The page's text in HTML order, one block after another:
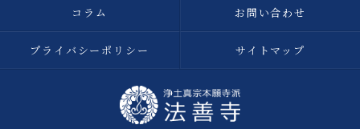
コラム お問い合わせ
プライバシーポリシー サイトマップ